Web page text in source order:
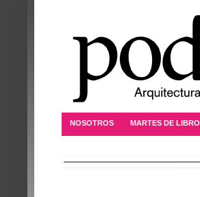
NOSOTROS MARTES DE LIBRO